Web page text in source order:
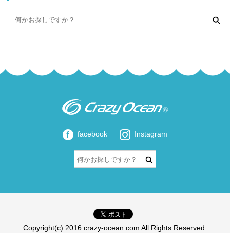
facebook Instagram
Copyright(c) 2016 crazy-ocean.com All Rights Reserved.